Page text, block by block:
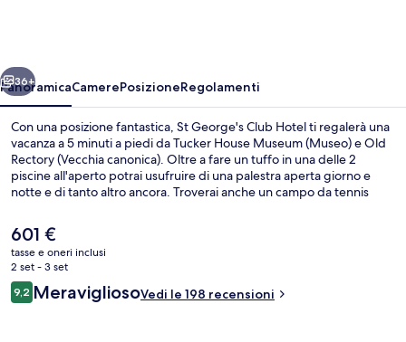
Avanti
36+
PanoramicaCamerePosizioneRegolamenti
Con una posizione fantastica, St George's Club Hotel ti regalerà una
vacanza a 5 minuti a piedi da Tucker House Museum (Museo) e Old
Rectory (Vecchia canonica). Oltre a fare un tuffo in una delle 2
piscine all'aperto potrai usufruire di una palestra aperta giorno e
notte e di tanto altro ancora. Troverai anche un campo da tennis
camera includono lavatrici/asciugatrici e frigoriferi. Altri viaggiatori
apprezzano il personale gentile della struttura.
Il
prezzo
attuale
è
601 €
601 €
tasse e oneri inclusi
2 set - 3 set
Recensioni
9,29,2 su 10
MeravigliosoVedi le 198 recensioni